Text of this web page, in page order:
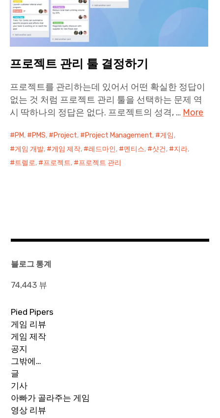
프로젝트 관리 툴 결정하기
프로젝트를 관리하는데 있어서 어떤 확실한 정답이
없는 것 처럼 프로젝트 관리 툴을 선택하는 문제 역
시 딱하나의 정답은 없다. 프로젝트의 성격, … More
PM, PMS, Project, Project Management, 게임,
게임 개발, 게임 제작, 레드마인, 멘티스, 샷건, 지라,
트렐로, 프로젝트, 프로젝트 관리
블로그 통계
74,443 뷰
Pied Pipers
게임 리뷰
게임 제작
공지
그밖에…
글
기사
아빠가 골라주는 게임
영상 리뷰